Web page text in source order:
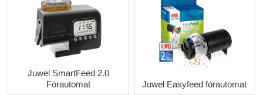
bare på knappen for å
umiddelbart gi ut nøyaktig den
angitte mengden mat.
MyFeeders spesialutviklede,
unike matrom beskytter maten
mot lys, luft og fu...
Juwel SmartFeed 2.0
Fórautomat
Juwel Easyfeed fórautomat